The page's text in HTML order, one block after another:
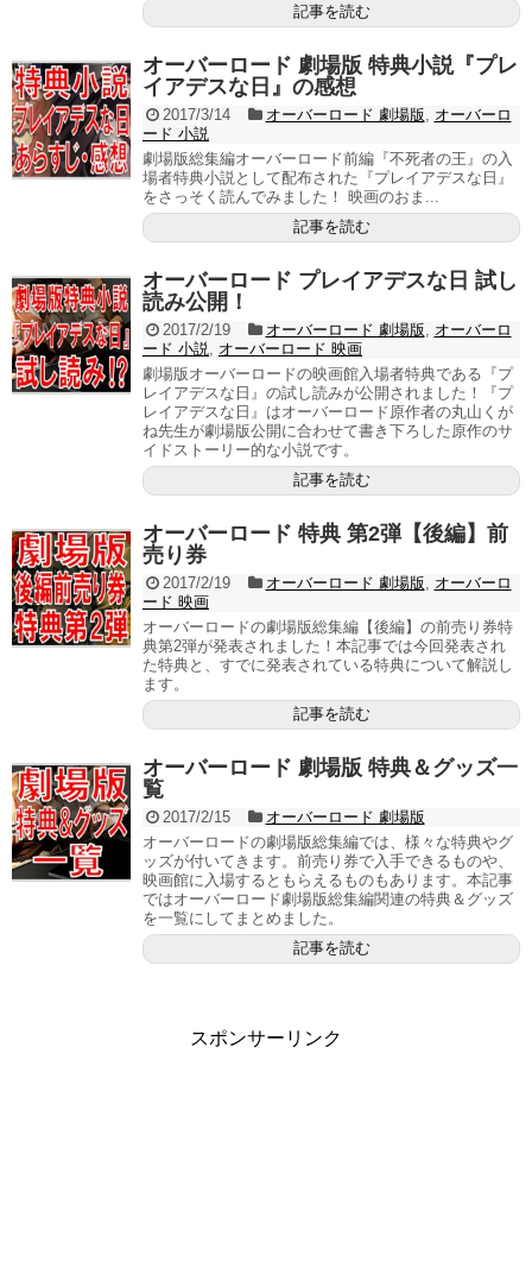
記事を読む
オーバーロード 劇場版 特典小説『プレ
イアデスな日』の感想
2017/3/14 オーバーロード 劇場版
オーバーロ
ード 小説
劇場版総集編オーバーロード前編『不死者の王』の入
場者特典小説として配布された『プレイアデスな日』
をさっそく読んでみました！ 映画のおま...
記事を読む
オーバーロード プレイアデスな日 試し
読み公開！
2017/2/19 オーバーロード 劇場版
オーバーロ
ード 小説
オーバーロード 映画
劇場版オーバーロードの映画館入場者特典である『プ
レイアデスな日』の試し読みが公開されました！『プ
レイアデスな日』はオーバーロード原作者の丸山くが
ね先生が劇場版公開に合わせて書き下ろした原作のサ
イドストーリー的な小説です。
記事を読む
オーバーロード 特典 第2弾【後編】前
売り券
2017/2/19 オーバーロード 劇場版
オーバーロ
ード 映画
オーバーロードの劇場版総集編【後編】の前売り券特
典第2弾が発表されました！本記事では今回発表され
た特典と、すでに発表されている特典について解説し
ます。
記事を読む
オーバーロード 劇場版 特典＆グッズ一
覧
2017/2/15
オーバーロード 劇場版
オーバーロードの劇場版総集編では、様々な特典やグ
ッズが付いてきます。前売り券で入手できるものや、
映画館に入場するともらえるものもあります。本記事
ではオーバーロード劇場版総集編関連の特典＆グッズ
を一覧にしてまとめました。
記事を読む
スポンサーリンク